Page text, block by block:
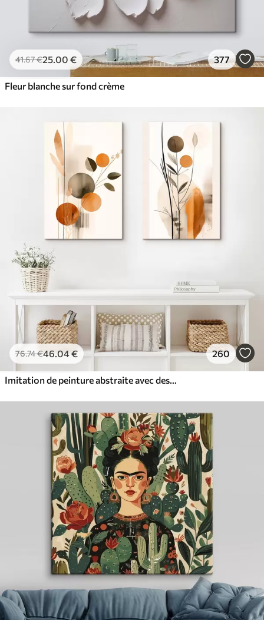
41.67€25.00 € 377
Fleur blanche sur fond crème
76.74€46.04€ 260
Imitation de peinture abstraite avec des cercles orange et gris, des feuilles et des branches, style moderne, effet aquarelle